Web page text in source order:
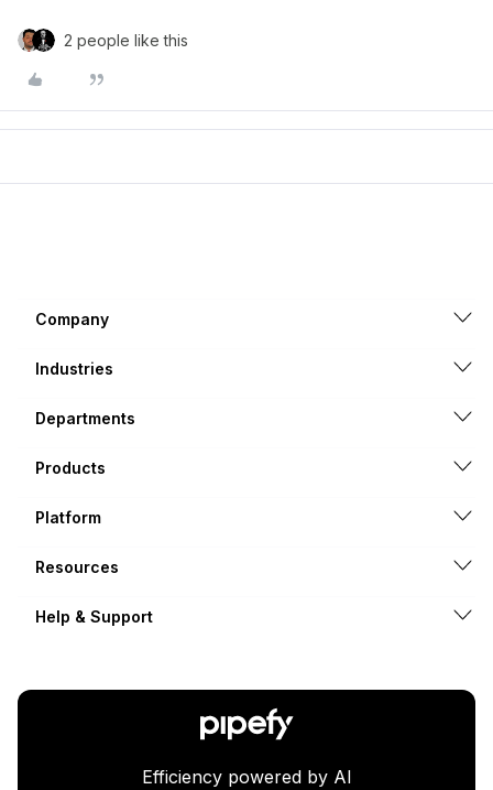
2 people like this
Company
Industries
Departments
Products
Platform
Resources
Help & Support
Efficiency powered by AI